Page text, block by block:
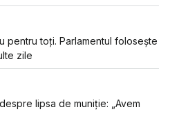
pentru toți. Parlamentul folosește
zile
lipsa de muniție: „Avem